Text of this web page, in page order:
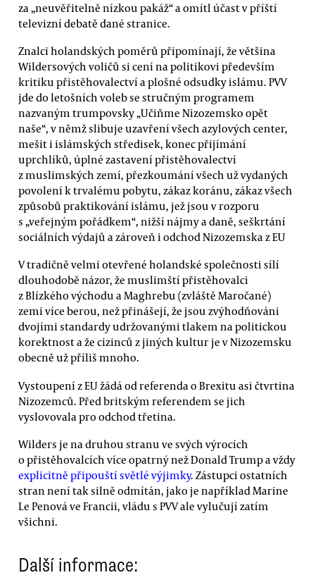
za „neuvěřitelně nízkou pakáž“ a omítl účast v příští
televizní debatě dané stranice.
Znalci holandských poměrů připomínají, že většina
Wildersových voličů si cení na politikovi především
kritiku přistěhovalectví a plošné odsudky islámu. PVV
jde do letošních voleb se stručným programem
nazvaným trumpovsky „Učiňme Nizozemsko opět
naše“, v němž slibuje uzavření všech azylových center,
mešit i islámských středisek, konec přijímání
uprchlíků, úplné zastavení přistěhovalectví
z muslimských zemí, přezkoumání všech už vydaných
povolení k trvalému pobytu, zákaz koránu, zákaz všech
způsobů praktikování islámu, jež jsou v rozporu
s „veřejným pořádkem“, nižší nájmy a daně, seškrtání
sociálních výdajů a zároveň i odchod Nizozemska z EU
V tradičně velmi otevřené holandské společnosti sílí
dlouhodobě názor, že muslimští přistěhovalci
z Blízkého východu a Maghrebu (zvláště Maročané)
zemi více berou, než přinášejí, že jsou zvýhodňováni
dvojími standardy udržovanými tlakem na politickou
korektnost a že cizinců z jiných kultur je v Nizozemsku
obecně už příliš mnoho.
Vystoupení z EU žádá od referenda o Brexitu asi čtvrtina
Nizozemců. Před britským referendem se jich
vyslovovala pro odchod třetina.
Wilders je na druhou stranu ve svých výrocích
o přistěhovalcích více opatrný než Donald Trump a vždy
explicitně připouští světlé výjimky. Zástupci ostatních
stran není tak silně odmítán, jako je například Marine
Le Penová ve Francii, vládu s PVV ale vylučují zatím
všichni.
Další informace: